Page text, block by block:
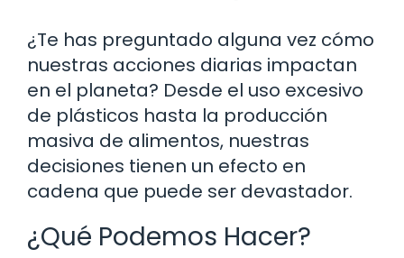
¿Te has preguntado alguna vez cómo
nuestras acciones diarias impactan
en el planeta? Desde el uso excesivo
de plásticos hasta la producción
masiva de alimentos, nuestras
decisiones tienen un efecto en
cadena que puede ser devastador.
¿Qué Podemos Hacer?